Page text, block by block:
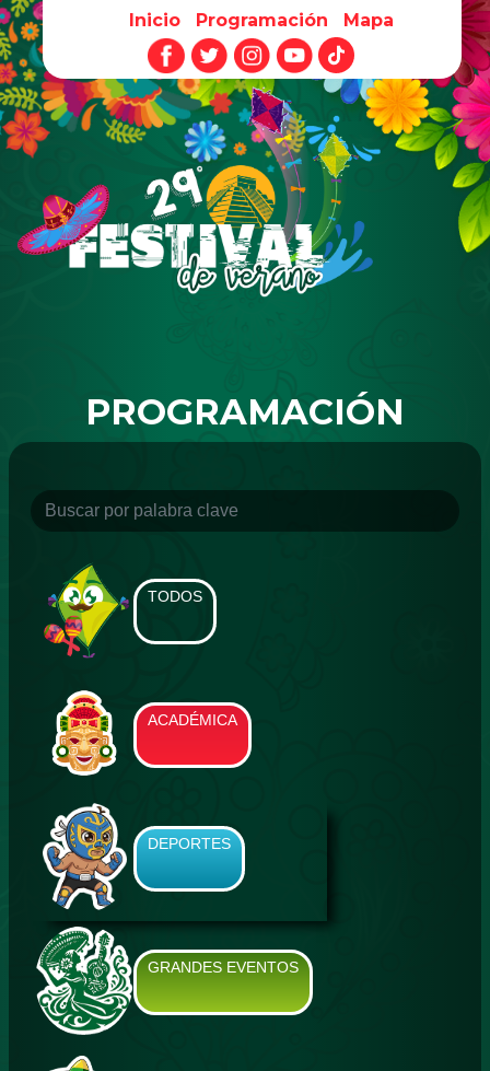
Pasar al contenido principal
Inicio Programación Mapa
PROGRAMACIÓN
TODOS
ACADÉMICA
DEPORTES
GRANDES EVENTOS